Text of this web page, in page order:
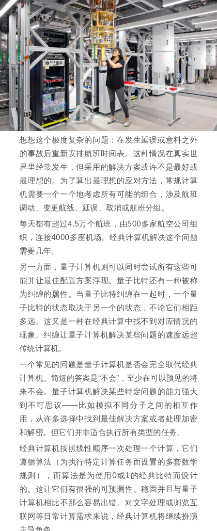
想想这个极度复杂的问题：在发生延误或意料之外
的事故后重新安排航班时间表。这种情况在真实世
界里经常发生，但采用的解决方案或许不是最好或
最理想的。为了算出最理想的应对方法，常规计算
机需要一个一个地考虑所有可能的组合，涉及航班
调动、变更航线、延误、取消或航班分组。
每天都有超过4.5万个航班，由500多家航空公司组
织，连接4000多座机场。经典计算机解决这个问题
需要几年。
另一方面，量子计算机则可以同时尝试所有这些可
能并让最佳配置方案浮现。量子比特还有一种被称
为纠缠的属性。当量子比特纠缠在一起时，一个量
子比特的状态取决于另一个的状态，不论它们相距
多远。这又是一种在经典计算中找不到对应情况的
现象。纠缠让量子计算机解决某些问题的速度远超
传统计算机。
一个常见的问题是量子计算机是否会完全取代经典
计算机。简短的答案是“不会”，至少在可以预见的将
来不会。量子计算机解决某些特定问题的能力强大
到不可思议——比如模拟不同分子之间的相互作
用，从许多选择中找到最佳解决方案或者处理加密
和解密。但它们并非适合执行所有类型的任务。
经典计算机按照线性顺序一次处理一个计算，它们
遵循算法（为执行特定计算任务而设置的多套数学
规则），而算法是为使用0或1的经典比特而设计
的。这让它们有很强的可预测性、稳固并且与量子
计算机相比不那么容易出错。对文字处理或浏览互
联网等日常计算需求来说，经典计算机将继续扮演